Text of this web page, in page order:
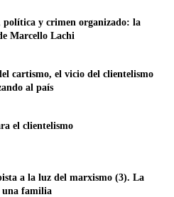
política y crimen organizado: la
Marcello Lachi
cartismo, el vicio del clientelismo
al país
el clientelismo
a la luz del marxismo (3). La
una familia